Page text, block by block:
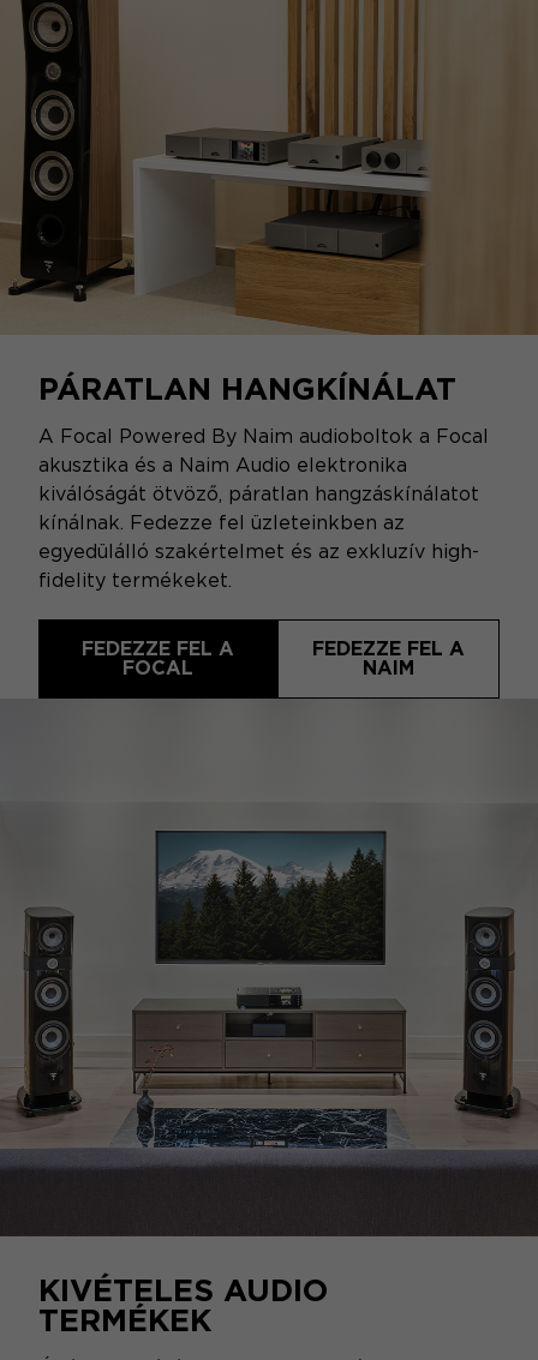
PÁRATLAN HANGKÍNÁLAT
A Focal Powered By Naim audioboltok a Focal
akusztika és a Naim Audio elektronika
kiválóságát ötvöző, páratlan hangzáskínálatot
kínálnak. Fedezze fel üzleteinkben az
egyedülálló szakértelmet és az exkluzív high-
fidelity termékeket.
FEDEZZE FEL A
FOCAL
FEDEZZE FEL A
NAIM
KIVÉTELES AUDIO
TERMÉKEK